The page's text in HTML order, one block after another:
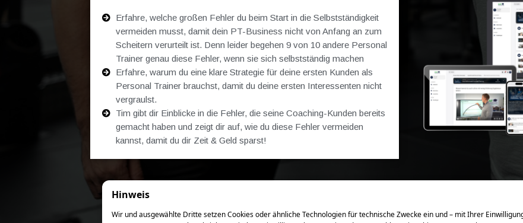
Erfahre, welche großen Fehler du beim Start in die Selbstständigkeit
vermeiden musst, damit dein PT-Business nicht von Anfang an zum
Scheitern verurteilt ist. Denn leider begehen 9 von 10 andere Personal
Trainer genau diese Fehler, wenn sie sich selbstständig machen
Erfahre, warum du eine klare Strategie für deine ersten Kunden als
Personal Trainer brauchst, damit du deine ersten Interessenten nicht
vergraulst.
Tim gibt dir Einblicke in die Fehler, die seine Coaching-Kunden bereits
gemacht haben und zeigt dir auf, wie du diese Fehler vermeiden
kannst, damit du dir Zeit & Geld sparst!
Hinweis
Wir und ausgewählte Dritte setzen Cookies oder ähnliche Technologien für technische Zwecke ein und – mit Ihrer